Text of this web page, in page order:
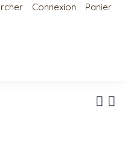
Connexion Panier